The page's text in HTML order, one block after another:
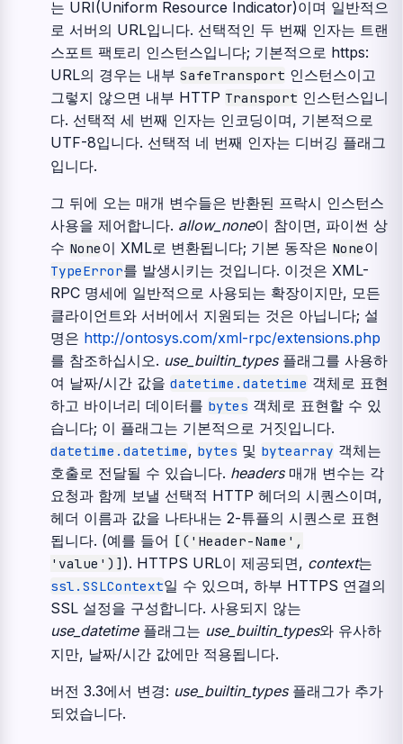
는 URI(Uniform Resource Indicator)이며 일반적으
로 서버의 URL입니다. 선택적인 두 번째 인자는 트랜
스포트 팩토리 인스턴스입니다; 기본적으로 https:
URL의 경우는 내부 SafeTransport 인스턴스이고
그렇지 않으면 내부 HTTP Transport 인스턴스입니
다. 선택적 세 번째 인자는 인코딩이며, 기본적으로
UTF-8입니다. 선택적 네 번째 인자는 디버깅 플래그
입니다.
그 뒤에 오는 매개 변수들은 반환된 프락시 인스턴스
사용을 제어합니다. allow_none이 참이면, 파이썬 상
수 None이 XML로 변환됩니다; 기본 동작은 None이
TypeError를 발생시키는 것입니다. 이것은 XML-
RPC 명세에 일반적으로 사용되는 확장이지만, 모든
클라이언트와 서버에서 지원되는 것은 아닙니다; 설
명은 http://ontosys.com/xml-rpc/extensions.php
를 참조하십시오. use_builtin_types플래그를 사용하
여 날짜/시간 값을 datetime.datetime 객체로 표현
하고 바이너리 데이터를 bytes 객체로 표현할 수 있
습니다; 이 플래그는 기본적으로 거짓입니다.
datetime.datetime, bytes 및 bytearray 객체는
호출로 전달될 수 있습니다. headers매개 변수는 각
요청과 함께 보낼 선택적 HTTP 헤더의 시퀀스이며,
헤더 이름과 값을 나타내는 2-튜플의 시퀀스로 표현
됩니다. (예를 들어 [('Header-Name',
'value')] ). HTTPS URL이 제공되면, context는
ssl.SSLContext일 수 있으며, 하부 HTTPS 연결의
SSL 설정을 구성합니다. 사용되지 않는
use_datetime플래그는 use_builtin_types와 유사하
지만, 날짜/시간 값에만 적용됩니다.
버전 3.3에서 변경: use_builtin_types플래그가 추가
되었습니다.